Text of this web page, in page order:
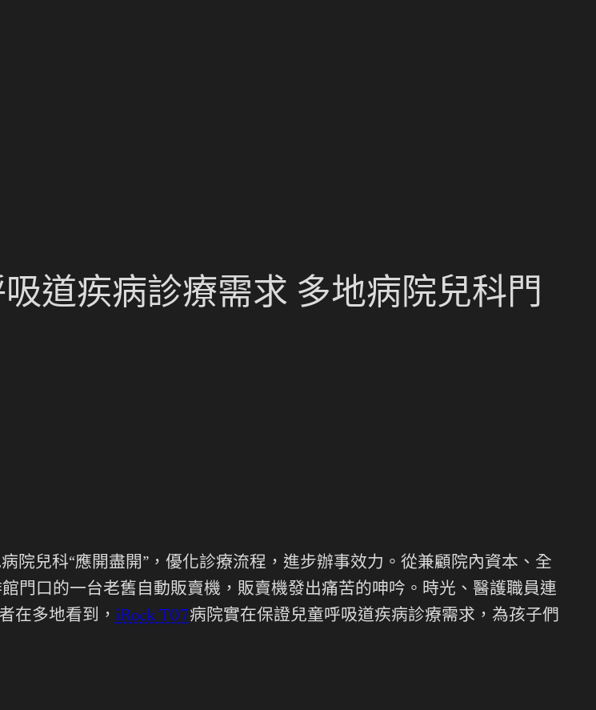
道疾病診療需求 多地病院兒科門
院兒科“應開盡開”，優化診療流程，進步辦事效力。從兼顧院內資本、全
門口的一台老舊自動販賣機，販賣機發出痛苦的呻吟。時光、醫護職員連
在多地看到， iRock T07病院實在保證兒童呼吸道疾病診療需求，為孩子們